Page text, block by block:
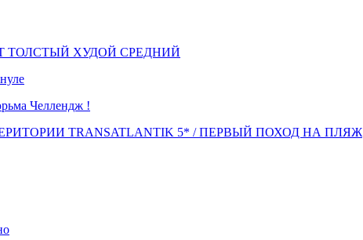
ТОЛСТЫЙ ХУДОЙ СРЕДНИЙ
Челлендж !
TRANSATLANTIK 5* / ПЕРВЫЙ ПОХОД НА ПЛЯЖ